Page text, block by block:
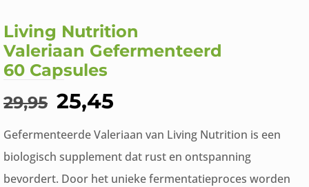
Living Nutrition
Valeriaan Gefermenteerd
60 Capsules
29,95 Oorspronkelijke
was:
€29,95.
25,45
is:
€25,45.
Gefermenteerde Valeriaan van Living Nutrition is een
biologisch supplement dat rust en ontspanning
bevordert. Door het unieke fermentatieproces worden